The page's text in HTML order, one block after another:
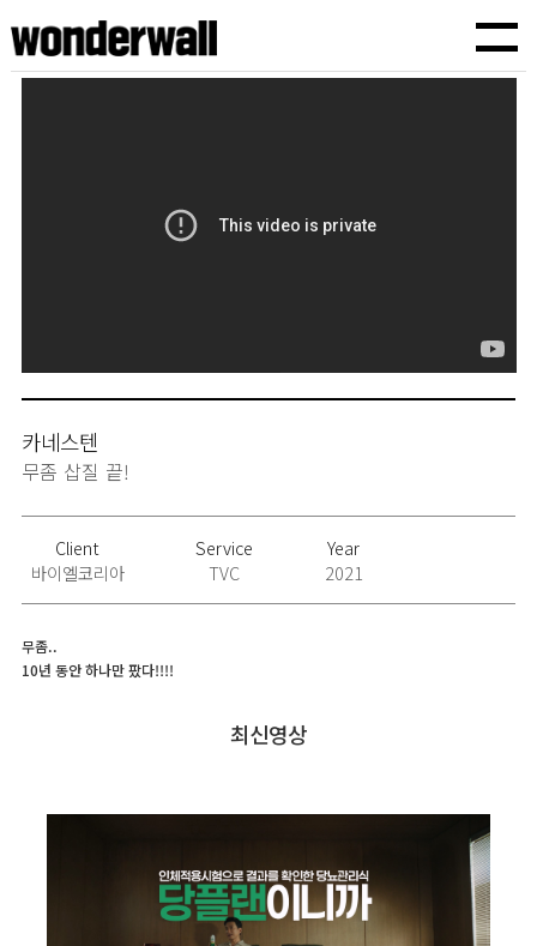
카네스텐
무좀 삽질 끝!
Client
바이엘코리아
Service
TVC
Year
2021
무좀..
10년 동안 하나만 팠다!!!!
최신영상